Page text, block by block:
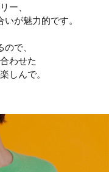
ー、
が魅力的です。
で、
わせた
しんで。